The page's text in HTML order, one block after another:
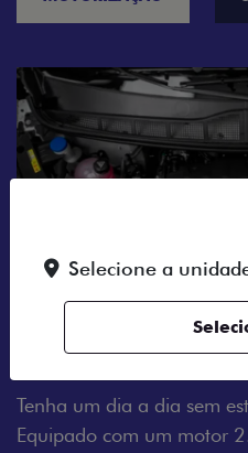
Tenha um dia a dia sem
Equipado com um motor
Selecione a